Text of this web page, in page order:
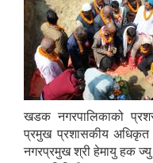
खडक नगरपालिकाको
प्रमुख प्रशासकीय अधिकृत
नगरप्रमुख श्री हेमायु हक